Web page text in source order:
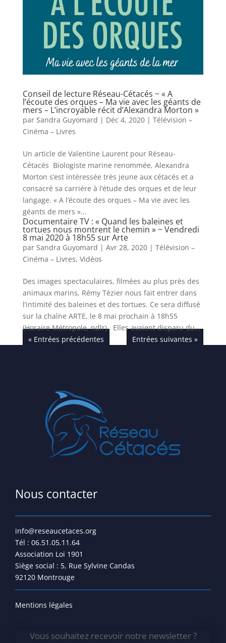
Conseil de lecture Réseau-Cétacés ~ « A
l’écoute des orques – Ma vie avec les géants de
mers – L’incroyable récit d’Alexandra Morton »
par Sandra Guyomard | Déc 4, 2020| Télévision –
Cinéma – Livres
Un article de Valentine Laurent pour Réseau-
Cétacés Biologiste marine renommée, Alexandra
Morton s’est intéressée très jeune aux cétacés et a
consacré sa carrière à l’étude des orques et de leur
langage. « A l’écoute des orques – Ma vie avec les
géants de mers »...
Documentaire TV : « Quand les baleines et
tortues nous montrent le chemin » ~ Vendredi
8 mai 2020 à 18h55 sur Arte
par Sandra Guyomard | Avr 28, 2020| Télévision –
Cinéma – Livres, Vidéos
Des images spectaculaires, filmées au plus près des
animaux marins, Rémy Tézier nous fait entrer dans
l’intimité des baleines et des tortues. Ce sera diffusé
sur la chaîne ARTE, le 8 mai prochain à 18h55
(Horaire Métropole, ndlr). Elles avaient disparu du...
« Entrées précédentes
Entrées suivantes »
Nous contacter
info@reseaucetaces.org
Tél : 06.51.05.11.64
Association Loi 1901
Siège social : 5, Rue Sylvine Candas
92120 Montrouge
Mentions légales
Vous souhaitez recevoir notre newsletter ?